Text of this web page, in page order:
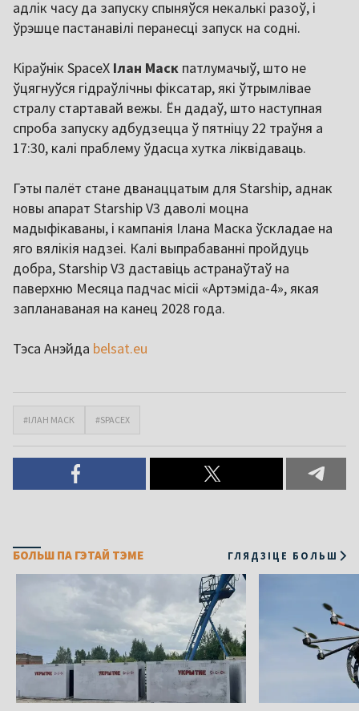
адлік часу да запуску спыняўся некалькі разоў, і
ўрэшце пастанавілі перанесці запуск на содні.
Кіраўнік SpaceX Ілан Маск патлумачыў, што не
ўцягнуўся гідраўлічны фіксатар, які ўтрымлівае
стралу стартавай вежы. Ён дадаў, што наступная
спроба запуску адбудзецца ў пятніцу 22 траўня а
17:30, калі праблему ўдасца хутка ліквідаваць.
Гэты палёт стане дванаццатым для Starship, аднак
новы апарат Starship V3 даволі моцна
мадыфікаваны, і кампанія Ілана Маска ўскладае на
яго вялікія надзеі. Калі выпрабаванні пройдуць
добра, Starship V3 даставіць астранаўтаў на
паверхню Месяца падчас місіі «Артэміда-4», якая
запланаваная на канец 2028 года.
Тэса Анэйда belsat.eu
#ІЛАН МАСК #SPACEX
БОЛЬШ ПА ГЭТАЙ ТЭМЕ ГЛЯДЗІЦЕ БОЛЬШ